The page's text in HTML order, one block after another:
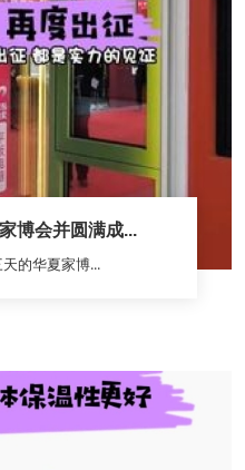
博会并圆满成...
的华夏家博...